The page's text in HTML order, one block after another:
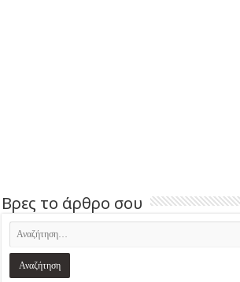
Βρες το άρθρο σου